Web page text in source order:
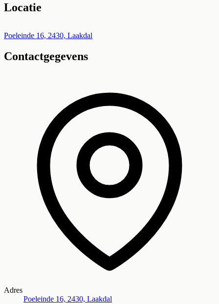
Locatie
+
−
Poeleinde 16, 2430, Laakdal
Contactgegevens
Adres
Poeleinde 16, 2430, Laakdal